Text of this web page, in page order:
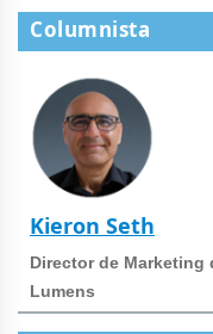
Columnista
Kieron Seth
Director de Marketing
Lumens